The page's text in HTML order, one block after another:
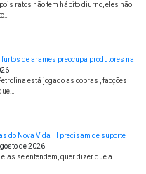
ratos não tem hábito diurno, eles não
furtos de arames preocupa produtores na
está jogado as cobras , facções
do Nova Vida III precisam de suporte
de 2026
se entendem, quer dizer que a